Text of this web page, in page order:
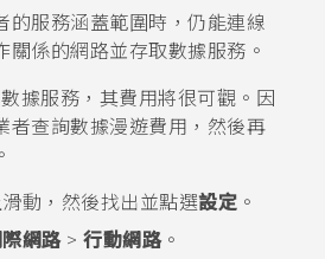
的服務涵蓋範圍時，仍能連線
關係的網路並存取數據服務。
據服務，其費用將很可觀。因
者查詢數據漫遊費用，然後再
動，然後找出並點選設定 。
網路> 行動網路。